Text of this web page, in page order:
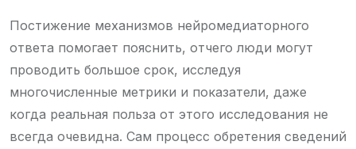
Постижение механизмов нейромедиаторного
ответа помогает пояснить, отчего люди могут
проводить большое срок, исследуя
многочисленные метрики и показатели, даже
когда реальная польза от этого исследования не
всегда очевидна. Сам процесс обретения сведений